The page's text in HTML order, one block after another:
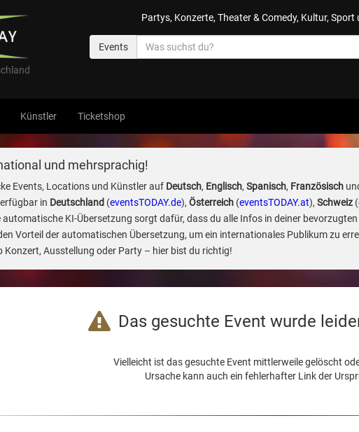
Partys, Konzerte, Theater & Comedy, Kultur, Sport
Events
Künstler Ticketshop
und mehrsprachig!
Events, Locations und Künstler auf Deutsch, Englisch, Spanisch, Französisch
in Deutschland (eventsTODAY.de), Österreich(eventsTODAY.at), Schweiz(
automatische KI-Übersetzung sorgt dafür, dass du alle Infos in deiner
Vorteil der automatischen Übersetzung, um ein internationales Publikum zu
Konzert, Ausstellung oder Party – hier bist du richtig!
Das gesuchte Event wurde
Vielleicht ist das gesuchte Event mittlerweile gelöscht
Ursache kann auch ein fehlerhafter Link der